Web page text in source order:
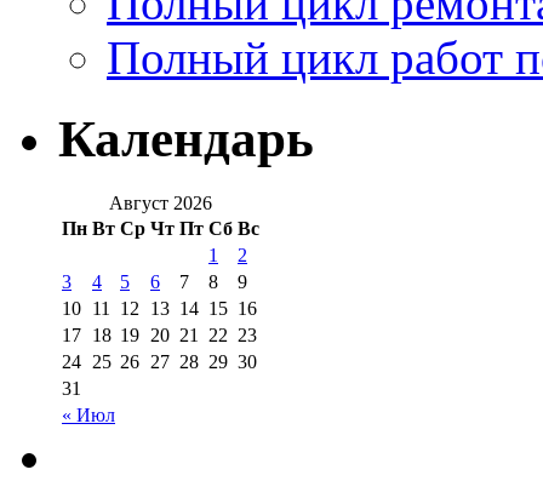
Полный цикл работ
Календарь
Август 2026
Пн Вт Ср Чт Пт Сб Вс
« Июл
1
2
3
4 5 6 7 8
9
10 11 12 13 14 15 16
17 18 19 20 21 22 23
24 25 26 27 28 29 30
31